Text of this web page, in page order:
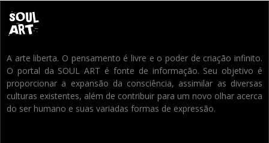
A arte liberta. O pensamento é livre e o poder de criação infinito.
O portal da SOUL ART é fonte de informação. Seu objetivo é
proporcionar a expansão da consciência, assimilar as diversas
culturas existentes, além de contribuir para um novo olhar acerca
do ser humano e suas variadas formas de expressão.